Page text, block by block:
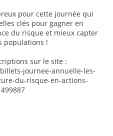
pour cette journée qui
clés pour gagner en
du risque et mieux capter
populations !
sur le site :
journee-annuelle-les-
du-risque-en-actions-